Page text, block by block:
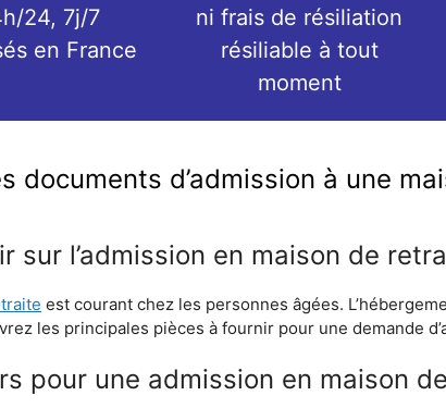
24, 7j/7
en France
ni frais de résiliation
résiliable à tout
moment
documents d’admission à une
sur l’admission en maison de
est courant chez les personnes âgées.
les principales pièces à fournir pour une demande
pour une admission en maison